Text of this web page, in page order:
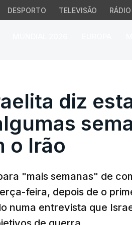
DESPORTO TELEVISÃO RÁDIO
diz
diz
o Irão
"mais semanas" de
feira, depois de o
numa entrevista que